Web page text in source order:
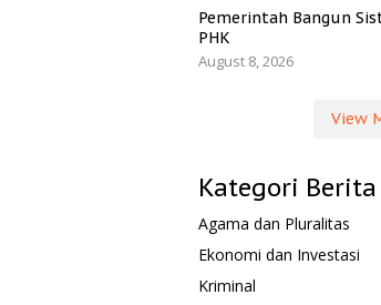
Pemerintah Bangun
PHK
August 8, 2026
View
Kategori Berita
Agama dan Pluralitas
Ekonomi dan Investasi
Kriminal